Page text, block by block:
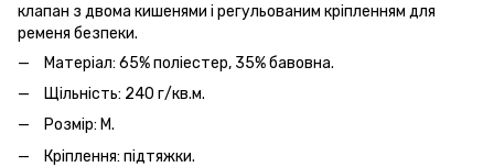
клапан з двома кишенями і регульованим кріпленням для
ременя безпеки.
Матеріал: 65% поліестер, 35% бавовна.
Щільність: 240 г/кв.м.
Розмір: M.
Кріплення: підтяжки.